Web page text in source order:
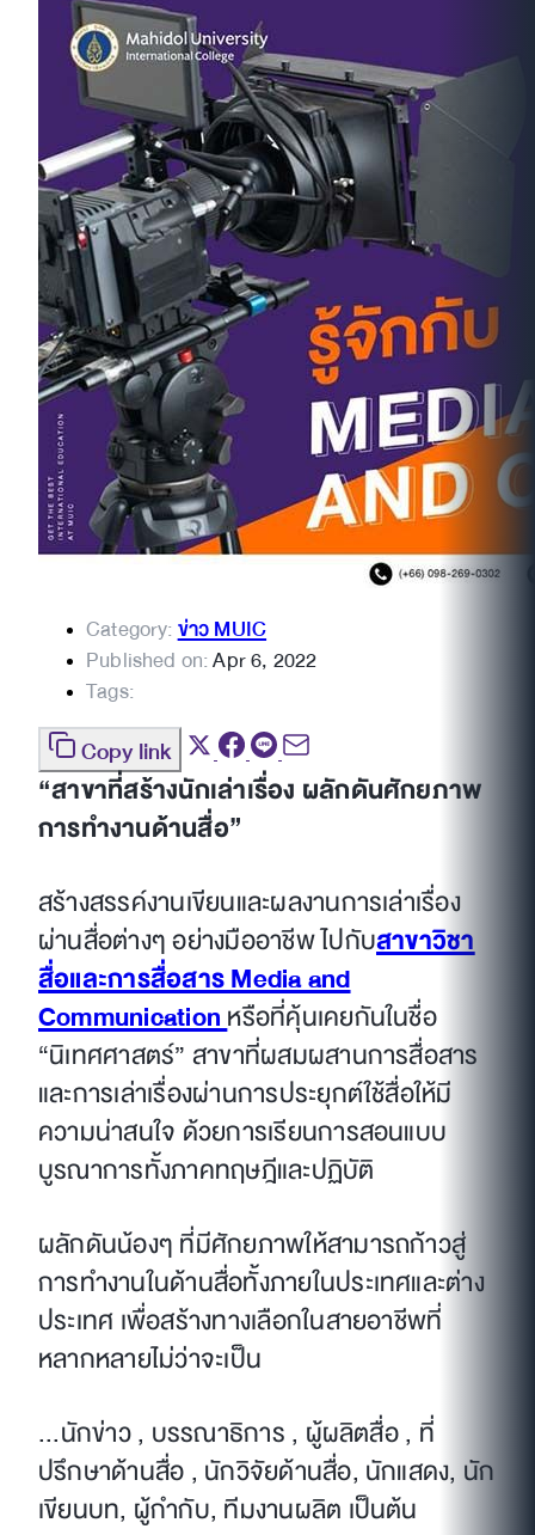
Category:ข่าว MUIC
Published on:Apr 6, 2022
Tags:
Copy link
“สาขาที่สร้างนักเล่าเรื่อง ผลักดันศักยภาพ
การทำงานด้านสื่อ”
สร้างสรรค์งานเขียนและผลงานการเล่าเรื่อง
ผ่านสื่อต่างๆ อย่างมืออาชีพ ไปกับสาขาวิชา
สื่อและการสื่อสาร Media and
Communicationหรือที่คุ้นเคยกันในชื่อ
“นิเทศศาสตร์” สาขาที่ผสมผสานการสื่อสาร
และการเล่าเรื่องผ่านการประยุกต์ใช้สื่อให้มี
ความน่าสนใจ ด้วยการเรียนการสอนแบบ
บูรณาการทั้งภาคทฤษฎีและปฏิบัติ
ผลักดันน้องๆ ที่มีศักยภาพให้สามารถก้าวสู่
การทำงานในด้านสื่อทั้งภายในประเทศและต่าง
ประเทศ เพื่อสร้างทางเลือกในสายอาชีพที่
หลากหลายไม่ว่าจะเป็น
...นักข่าว , บรรณาธิการ , ผู้ผลิตสื่อ , ที่
ปรึกษาด้านสื่อ , นักวิจัยด้านสื่อ, นักแสดง, นัก
เขียนบท, ผู้กำกับ, ทีมงานผลิต เป็นต้น